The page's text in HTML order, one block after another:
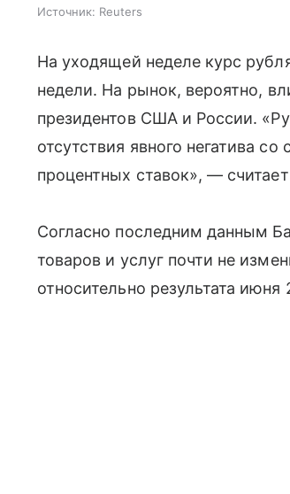
Источник: Reuters
На уходящей неделе курс
недели. На рынок, вероятно,
президентов США и России.
отсутствия явного негатива
процентных ставок», — считает
Согласно последним данным
товаров и услуг почти не
относительно результата июня